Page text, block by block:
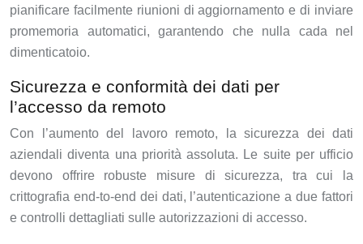
pianificare facilmente riunioni di aggiornamento e di inviare
promemoria automatici, garantendo che nulla cada nel
dimenticatoio.
Sicurezza e conformità dei dati per
l’accesso da remoto
Con l’aumento del lavoro remoto, la sicurezza dei dati
aziendali diventa una priorità assoluta. Le suite per ufficio
devono offrire robuste misure di sicurezza, tra cui la
crittografia end-to-end dei dati, l’autenticazione a due fattori
e controlli dettagliati sulle autorizzazioni di accesso.